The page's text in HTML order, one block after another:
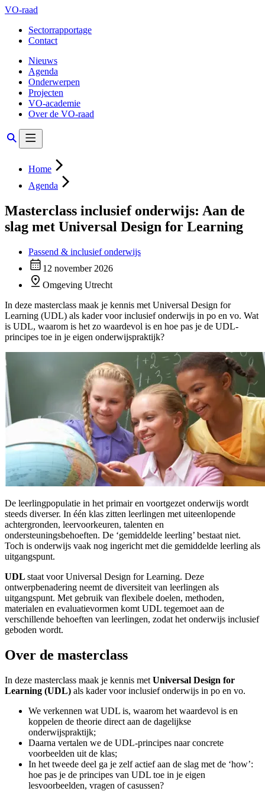
VO-raad
Sectorrapportage
Contact
Nieuws
Agenda
Onderwerpen
Projecten
VO-academie
Over de VO-raad
Home
Agenda
Masterclass inclusief onderwijs: Aan de
slag met Universal Design for Learning
Passend & inclusief onderwijs
12 november 2026
Omgeving Utrecht
In deze masterclass maak je kennis met Universal Design for
Learning (UDL) als kader voor inclusief onderwijs in po en vo. Wat
is UDL, waarom is het zo waardevol is en hoe pas je de UDL-
principes toe in je eigen onderwijspraktijk?
De leerlingpopulatie in het primair en voortgezet onderwijs wordt
steeds diverser. In één klas zitten leerlingen met uiteenlopende
achtergronden, leervoorkeuren, talenten en
ondersteuningsbehoeften. De ‘gemiddelde leerling’ bestaat niet.
Toch is onderwijs vaak nog ingericht met die gemiddelde leerling als
uitgangspunt.
UDL staat voor Universal Design for Learning. Deze
ontwerpbenadering neemt de diversiteit van leerlingen als
uitgangspunt. Met gebruik van flexibele doelen, methoden,
materialen en evaluatievormen komt UDL tegemoet aan de
verschillende behoeften van leerlingen, zodat het onderwijs inclusief
geboden wordt.
Over de masterclass
In deze masterclass maak je kennis met Universal Design for
Learning (UDL) als kader voor inclusief onderwijs in po en vo.
We verkennen wat UDL is, waarom het waardevol is en
koppelen de theorie direct aan de dagelijkse
onderwijspraktijk;
Daarna vertalen we de UDL‑principes naar concrete
voorbeelden uit de klas;
In het tweede deel ga je zelf actief aan de slag met de ‘how’:
hoe pas je de principes van UDL toe in je eigen
lesvoorbeelden, vragen of casussen?